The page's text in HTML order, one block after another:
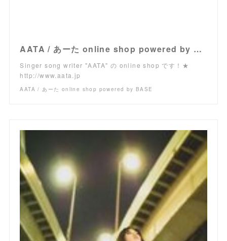
AATA / あーた online shop powered by BASE
Singer song writer "AATA" の online shop です！★
http://www.aata.jp
AATA / あーた online shop powered by BASE